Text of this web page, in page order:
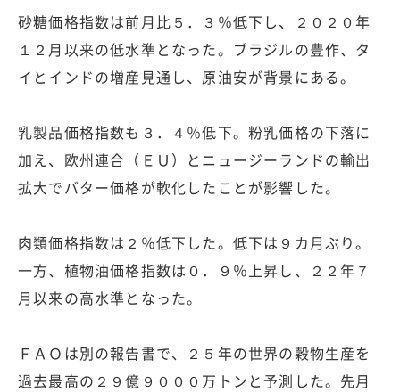
砂糖価格指数は前月比５．３％低下し、２０２０年
１２月以来の低水準となった。ブラジルの豊作、タ
イとインドの増産見通し、原油安が背景にある。
乳製品価格指数も３．４％低下。粉乳価格の下落に
加え、欧州連合（ＥＵ）とニュージーランドの輸出
拡大でバター価格が軟化したことが影響した。
肉類価格指数は２％低下した。低下は９カ月ぶり。
一方、植物油価格指数は０．９％上昇し、２２年７
月以来の高水準となった。
ＦＡＯは別の報告書で、２５年の世界の穀物生産を
過去最高の２９億９０００万トンと予測した。先月